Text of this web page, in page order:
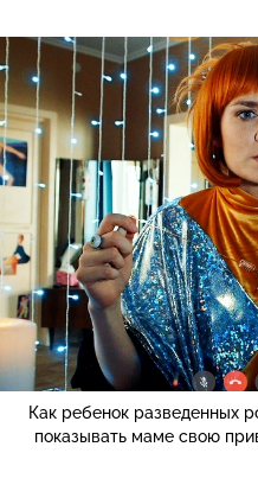
Как ребенок разведенных
показывать маме свою